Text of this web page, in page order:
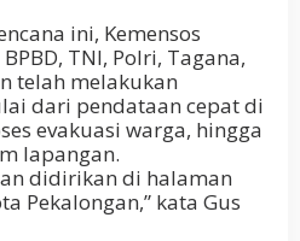
ini, Kemensos
TNI, Polri, Tagana,
telah melakukan
dari pendataan cepat di
evakuasi warga, hingga
lapangan.
didirikan di halaman
Pekalongan,” kata Gus